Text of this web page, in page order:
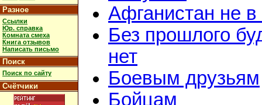
Разное
Ссылки
Юр. справка
Комната смеха
Книга отзывов
Написать письмо
Поиск
Поиск по сайту
Счётчики
Афганистан не
Без прошлого
нет
Боевым друзьям
Бойцам